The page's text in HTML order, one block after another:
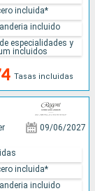
Tasas incluidas
incluida*
incluido
especialidades y
incluidos
09/06/2027
incluida*
incluido